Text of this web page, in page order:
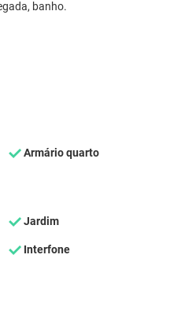
banho.
Armário quarto
Jardim
Interfone